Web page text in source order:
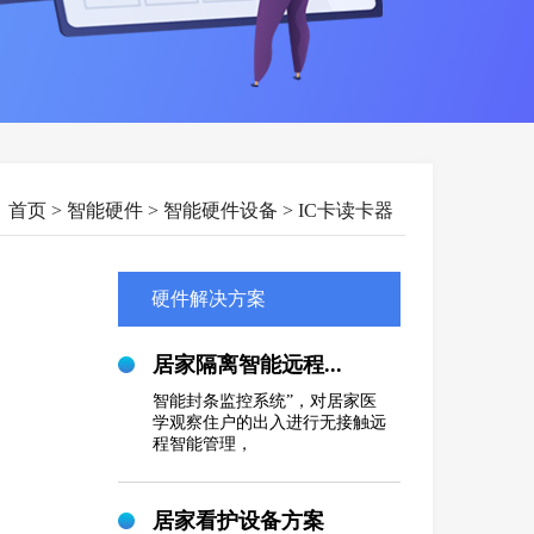
首页> 智能硬件 > 智能硬件设备 > IC卡读卡器
硬件解决方案
居家隔离智能远程...
智能封条监控系统”，对居家医
学观察住户的出入进行无接触远
程智能管理，
居家看护设备方案